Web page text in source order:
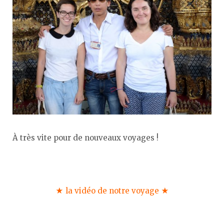
À très vite pour de nouveaux voyages !
★ la vidéo de notre voyage ★